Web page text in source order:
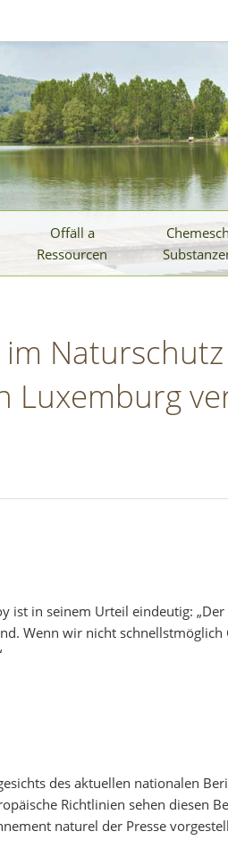
Offäll a
Ressourcen
Chemesch
Luxemburg
ist in seinem Urteil eindeutig:
Wenn wir nicht
des aktuellen nationalen
Richtlinien sehen diesen
naturel der Presse